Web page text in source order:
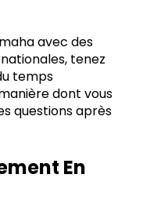
avec des
tenez
temps
dont vous
questions après
En